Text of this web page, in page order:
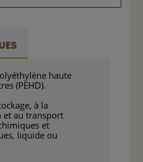
haute
(PEHD).
à la
et au transport
et
liquide ou